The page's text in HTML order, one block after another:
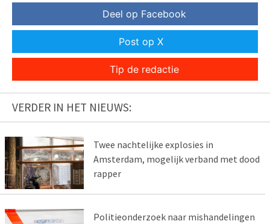
Deel op Facebook
Post op X
Tip de redactie
VERDER IN HET NIEUWS:
Twee nachtelijke explosies in
Amsterdam, mogelijk verband met dood
rapper
Politieonderzoek naar mishandelingen